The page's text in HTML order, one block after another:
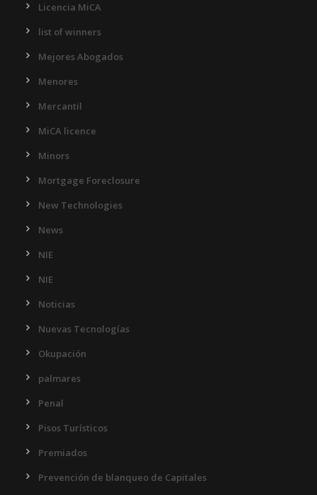
Licencia MiCA
list of winners
Mejores Abogados
Menores
Mercantil
MiCA licence
Minors
Mortgage Foreclosure
New Technologies
News
NIE
NIE
Noticias
Nuevas Tecnologías
Okupación
palmares
Penal
Pisos Turísticos
Premiados
Prevención de blanqueo de Capitales